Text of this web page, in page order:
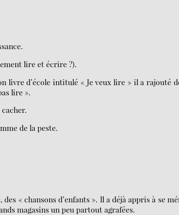
lire et écrire ?).
livre d’école intitulé « Je veux lire » il a rajouté
lire ».
de la peste.
« chansons d’enfants ». Il a déjà appris à se
magasins un peu partout agrafées.